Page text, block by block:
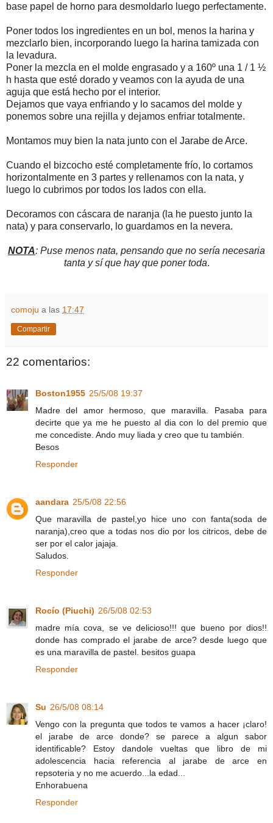
base papel de horno para desmoldarlo luego perfectamente.
Poner todos los ingredientes en un bol, menos la harina y
mezclarlo bien, incorporando luego la harina tamizada con
la levadura.
Poner la mezcla en el molde engrasado y a 160º una 1 / 1 ½
h hasta que esté dorado y veamos con la ayuda de una
aguja que está hecho por el interior.
Dejamos que vaya enfriando y lo sacamos del molde y
ponemos sobre una rejilla y dejamos enfriar totalmente.
Montamos muy bien la nata junto con el Jarabe de Arce.
Cuando el bizcocho esté completamente frío, lo cortamos
horizontalmente en 3 partes y rellenamos con la nata, y
luego lo cubrimos por todos los lados con ella.
Decoramos con cáscara de naranja (la he puesto junto la
nata) y para conservarlo, lo guardamos en la nevera.
NOTA: Puse menos nata, pensando que no sería necesaria
tanta y sí que hay que poner toda.
comoju a las 17:47
Compartir
22 comentarios:
Boston1955 25/5/08 19:37
Madre del amor hermoso, que maravilla. Pasaba para
decirte que ya me he puesto al dia con lo del premio que
me concediste. Ando muy liada y creo que tu también.
Besos
Responder
aandara 25/5/08 22:56
Que maravilla de pastel,yo hice uno con fanta(soda de
naranja),creo que a todas nos dio por los citricos, debe de
ser por el calor jajaja.
Saludos.
Responder
Rocío (Piuchi) 26/5/08 02:53
madre mía cova, se ve delicioso!!! que bueno por dios!!
donde has comprado el jarabe de arce? desde luego que
es una maravilla de pastel. besitos guapa
Responder
Su 26/5/08 08:14
Vengo con la pregunta que todos te vamos a hacer ¡claro!
el jarabe de arce donde? se parece a algun sabor
identificable? Estoy dandole vueltas que libro de mi
adolescencia hacia referencia al jarabe de arce en
repsoteria y no me acuerdo...la edad...
Enhorabuena
Responder